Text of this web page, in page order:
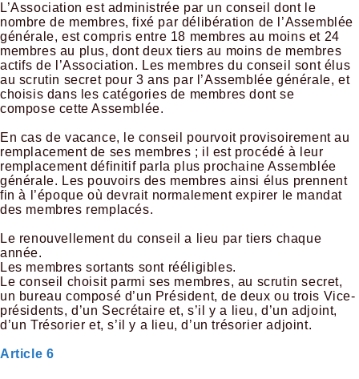
L’Association est administrée par un conseil dont le
nombre de membres, fixé par délibération de l’Assemblée
générale, est compris entre 18 membres au moins et 24
membres au plus, dont deux tiers au moins de membres
actifs de l’Association. Les membres du conseil sont élus
au scrutin secret pour 3 ans par l’Assemblée générale, et
choisis dans les catégories de membres dont se
compose cette Assemblée.
En cas de vacance, le conseil pourvoit provisoirement au
remplacement de ses membres ; il est procédé à leur
remplacement définitif parla plus prochaine Assemblée
générale. Les pouvoirs des membres ainsi élus prennent
fin à l’époque où devrait normalement expirer le mandat
des membres remplacés.
Le renouvellement du conseil a lieu par tiers chaque
année.
Les membres sortants sont rééligibles.
Le conseil choisit parmi ses membres, au scrutin secret,
un bureau composé d’un Président, de deux ou trois Vice-
présidents, d’un Secrétaire et, s’il y a lieu, d’un adjoint,
d’un Trésorier et, s’il y a lieu, d’un trésorier adjoint.
Article 6